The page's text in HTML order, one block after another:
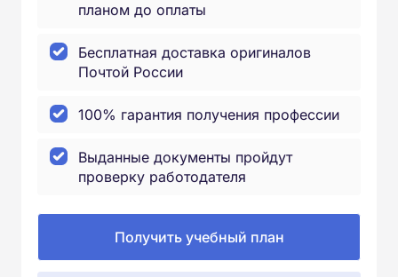
планом до оплаты
Бесплатная доставка оригиналов
Почтой России
100% гарантия получения профессии
Выданные документы пройдут
проверку работодателя
Получить учебный план